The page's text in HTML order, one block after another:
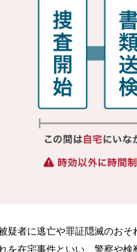
疑者に逃亡や罪証隠滅のおそ
を在宅事件といい、警察や